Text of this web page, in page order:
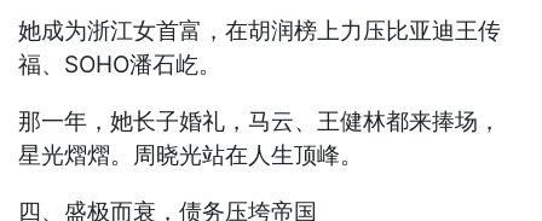
她成为浙江女首富，在胡润榜上力压比亚迪王传
福、SOHO潘石屹。
那一年，她长子婚礼，马云、王健林都来捧场，
星光熠熠。周晓光站在人生顶峰。
四、盛极而衰，债务压垮帝国